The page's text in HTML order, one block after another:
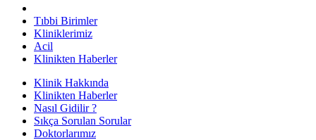
Tıbbi Birimler
Kliniklerimiz
Acil
Klinikten Haberler
Klinik Hakkında
Klinikten Haberler
Nasıl Gidilir ?
Sıkça Sorulan Sorular
Doktorlarımız